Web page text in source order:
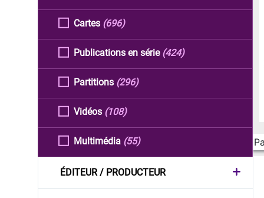
Cartes (696)
Publications en série (424)
Partitions (296)
Vidéos (108)
Multimédia (55)
ÉDITEUR / PRODUCTEUR